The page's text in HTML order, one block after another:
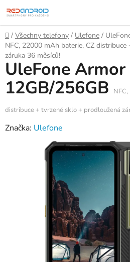
na
obsah
Domů
/ Všechny telefony / Ulefone /
NFC, 22000 mAh baterie, CZ
záruka 36 měsíců!
UleFone
12GB/256GB
distribuce + tvrzené sklo + prodloužená
Značka: Ulefone